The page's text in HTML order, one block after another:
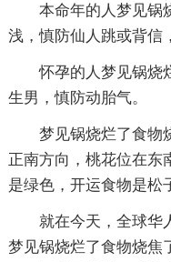
本命年的人梦见锅
浅，慎防仙人跳或背信
怀孕的人梦见锅烧
生男，慎防动胎气。
梦见锅烧烂了食物
正南方向，桃花位在东
是绿色，开运食物是松
就在今天，全球华
梦见锅烧烂了食物烧焦